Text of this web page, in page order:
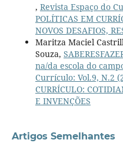
, Revista Espaço do
POLÍTICAS EM
NOVOS DESAFIOS,
Maritza Maciel
Souza,
na/da escola do
Currículo: Vol.9, N.2
CURRÍCULO:
E INVENÇÕES
Artigos Semelhantes